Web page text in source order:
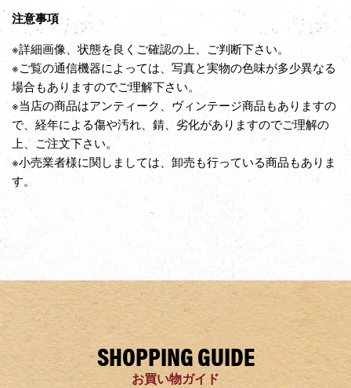
注意事項
※詳細画像、状態を良くご確認の上、ご判断下さい。
※ご覧の通信機器によっては、写真と実物の色味が多少異なる
場合もありますのでご理解下さい。
※当店の商品はアンティーク、ヴィンテージ商品もありますの
で、経年による傷や汚れ、錆、劣化がありますのでご理解の
上、ご注文下さい。
※小売業者様に関しましては、卸売も行っている商品もありま
す。
SHOPPING GUIDE
お買い物ガイド